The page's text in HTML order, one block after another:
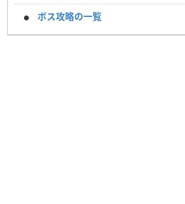
ボス攻略の一覧